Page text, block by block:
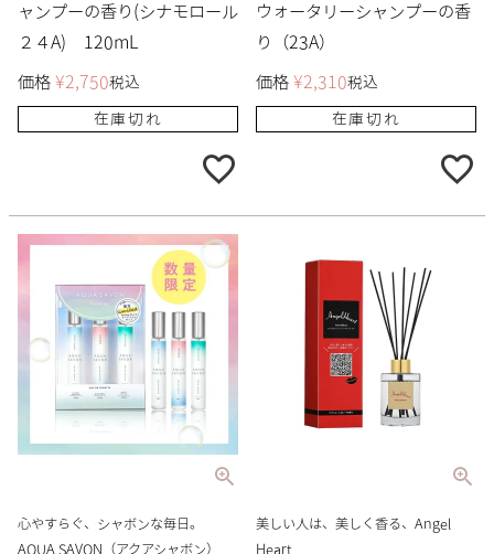
ャンプーの香り(シナモロール
２４A) 120mL
価格 ¥2,750税込
在庫切れ
ウォータリーシャンプーの香
り（23A）
価格 ¥2,310税込
在庫切れ
心やすらぐ、シャボンな毎日。
AQUA SAVON（アクアシャボン）
美しい人は、美しく香る、Angel
Heart